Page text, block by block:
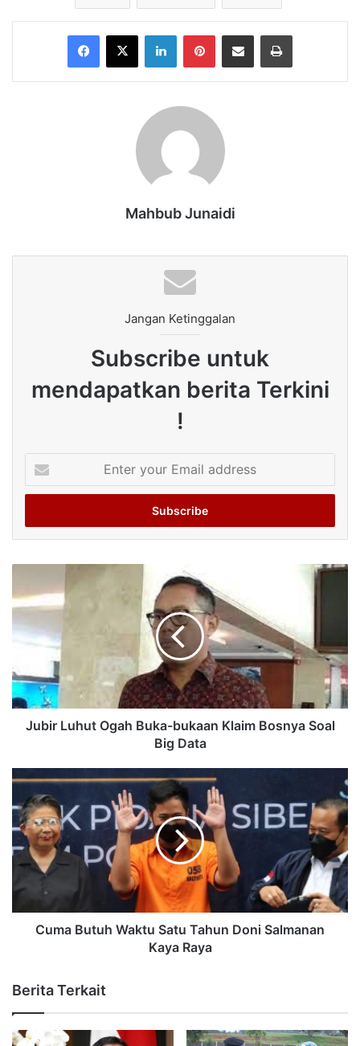
Facebook
X LinkedInPinterestShare via Email Print
Mahbub Junaidi
Jangan Ketinggalan
Subscribe untuk
mendapatkan berita Terkini
!
your
Email
Jubir Luhut Ogah Buka-bukaan Klaim Bosnya Soal
Big Data
Cuma Butuh Waktu Satu Tahun Doni Salmanan
Kaya Raya
Berita Terkait